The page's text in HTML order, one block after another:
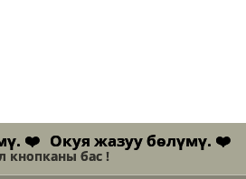
Окуя жазуу бөлүмү. ❤️
кнопканы бас !